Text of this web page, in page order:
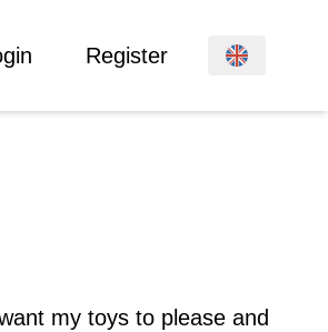
Register
my toys to please and